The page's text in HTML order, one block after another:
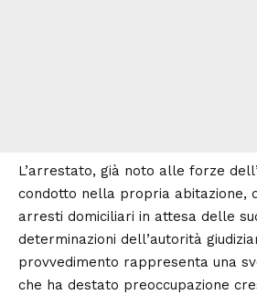
L’arrestato, già noto alle forze
condotto nella propria abitazione,
arresti domiciliari in attesa delle
determinazioni dell’autorità
provvedimento rappresenta una
che ha destato preoccupazione